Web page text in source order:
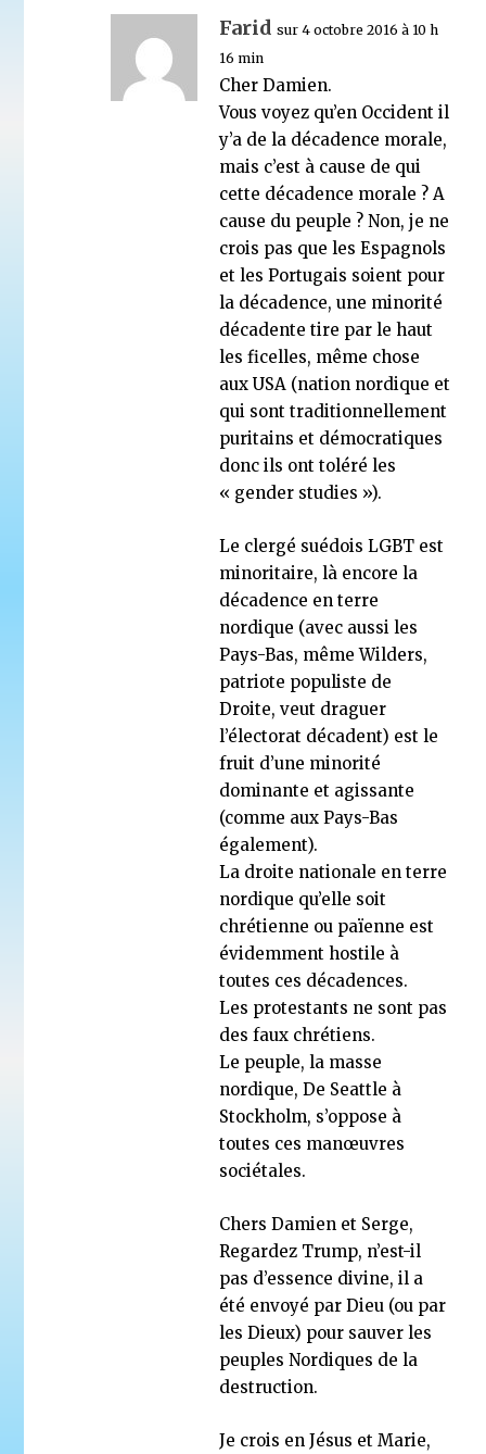
Farid sur 4 octobre 2016 à 10 h
16 min
Cher Damien.
Vous voyez qu’en Occident il
y’a de la décadence morale,
mais c’est à cause de qui
cette décadence morale ? A
cause du peuple ? Non, je ne
crois pas que les Espagnols
et les Portugais soient pour
la décadence, une minorité
décadente tire par le haut
les ficelles, même chose
aux USA (nation nordique et
qui sont traditionnellement
puritains et démocratiques
donc ils ont toléré les
« gender studies »).
Le clergé suédois LGBT est
minoritaire, là encore la
décadence en terre
nordique (avec aussi les
Pays-Bas, même Wilders,
patriote populiste de
Droite, veut draguer
l’électorat décadent) est le
fruit d’une minorité
dominante et agissante
(comme aux Pays-Bas
également).
La droite nationale en terre
nordique qu’elle soit
chrétienne ou païenne est
évidemment hostile à
toutes ces décadences.
Les protestants ne sont pas
des faux chrétiens.
Le peuple, la masse
nordique, De Seattle à
Stockholm, s’oppose à
toutes ces manœuvres
sociétales.
Chers Damien et Serge,
Regardez Trump, n’est-il
pas d’essence divine, il a
été envoyé par Dieu (ou par
les Dieux) pour sauver les
peuples Nordiques de la
destruction.
Je crois en Jésus et Marie,